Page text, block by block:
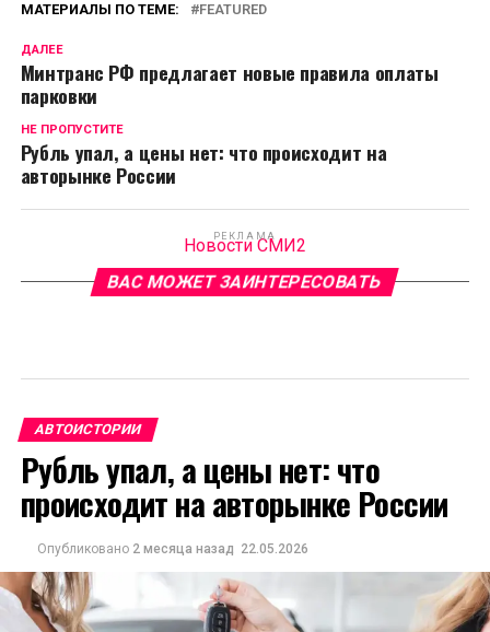
МАТЕРИАЛЫ ПО ТЕМЕ: FEATURED
ДАЛЕЕ
Минтранс РФ предлагает новые правила оплаты
парковки
НЕ ПРОПУСТИТЕ
Рубль упал, а цены нет: что происходит на
авторынке России
РЕКЛАМА
Новости СМИ2
ВАС МОЖЕТ ЗАИНТЕРЕСОВАТЬ
АВТОИСТОРИИ
Рубль упал, а цены нет: что
происходит на авторынке России
Опубликовано 2 месяца назад 22.05.2026